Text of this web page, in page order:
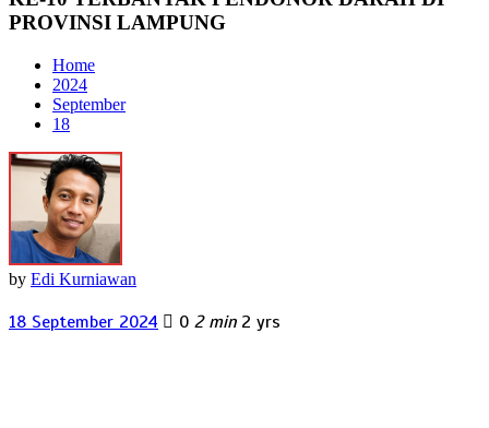
PROVINSI LAMPUNG
Home
2024
September
18
by Edi Kurniawan
18 September 2024 0 2 min 2 yrs